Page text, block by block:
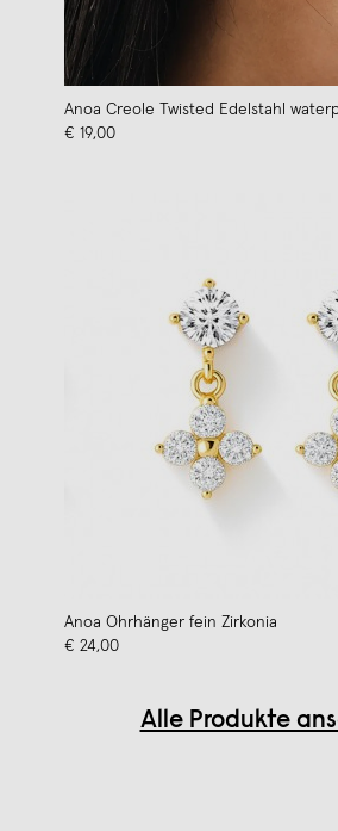
Anoa Creole Twisted Edelstahl
€ 19,00
Anoa Ohrhänger fein Zirkonia
€ 24,00
Alle Produkte